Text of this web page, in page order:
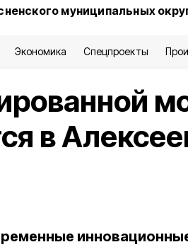
муниципальных
Экономика Спецпроекты
в